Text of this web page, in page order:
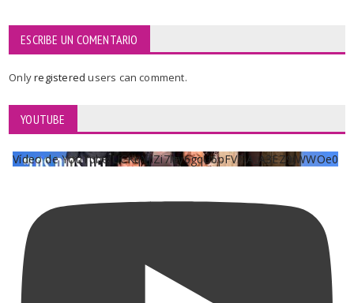
ESCRIBE UN COMENTARIO
Onlyregisteredusers can comment.
YOUTUBE
Vídeo de YouTube UCKqYjiZi7lzy6gqU6pFVFiA_A3EZ9JWWOe0